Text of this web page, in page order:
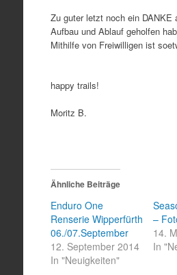
Zu guter letzt noch ein DANKE
Aufbau und Ablauf geholfen
Mithilfe von Freiwilligen ist
happy trails!
Moritz B.
Ähnliche Beiträge
Enduro One
Renserie Wipperfürth
06./07.September
12. September 2014
In "Neuigkeiten"
–
14.
In